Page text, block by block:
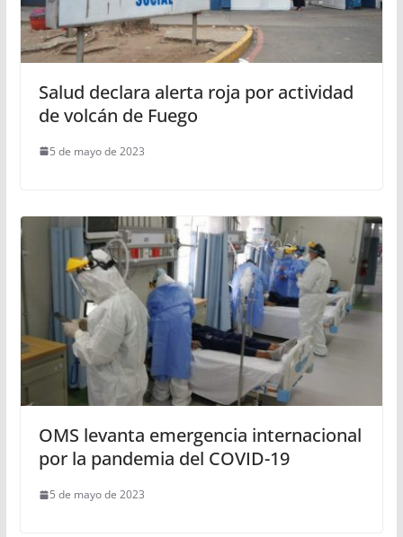
Salud declara alerta roja por actividad
de volcán de Fuego
5 de mayo de 2023
OMS levanta emergencia internacional
por la pandemia del COVID-19
5 de mayo de 2023